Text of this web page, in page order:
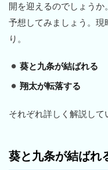
開を迎えるのでしょう
予想してみましょう。現
り。
葵と九条が結ばれる
翔太が転落する
それぞれ詳しく解説して
葵と九条が結ばれ